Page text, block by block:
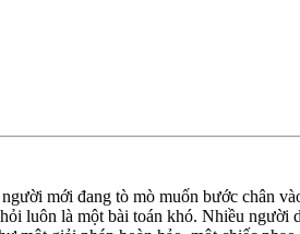
mới đang tò mò muốn bước chân
luôn là một bài toán khó. Nhiều người